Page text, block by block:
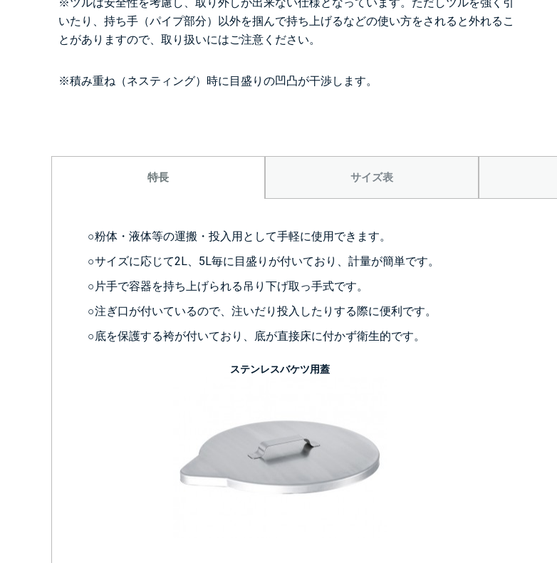
いたり、持ち手（パイプ部分）以外を掴んで持ち上げるなどの使い方をされると外れるこ
とがありますので、取り扱いにはご注意ください。
※積み重ね（ネスティング）時に目盛りの凹凸が干渉します。
特長 サイズ表
○粉体・液体等の運搬・投入用として手軽に使用できます。
○サイズに応じて2L、5L毎に目盛りが付いており、計量が簡単です。
○片手で容器を持ち上げられる吊り下げ取っ手式です。
○注ぎ口が付いているので、注いだり投入したりする際に便利です。
○底を保護する袴が付いており、底が直接床に付かず衛生的です。
ステンレスバケツ用蓋